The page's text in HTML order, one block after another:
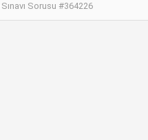
Sorusu #364226